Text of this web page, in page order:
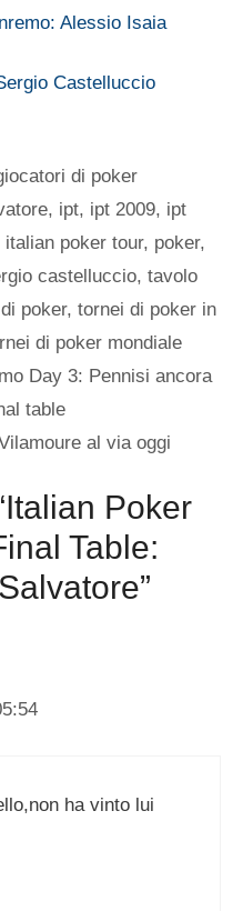
Alessio Isaia
Castelluccio
di poker
, ipt, ipt 2009, ipt
italian poker tour, poker,
castelluccio, tavolo
poker, tornei di poker in
di poker mondiale
Day 3: Pennisi ancora
table
al via oggi
Poker
Table:
ha vinto lui